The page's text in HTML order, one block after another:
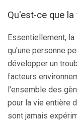
Qu'est-ce que
Essentiellement,
qu'une personne
développer un
facteurs
l'ensemble des
pour la vie entière
sont jamais